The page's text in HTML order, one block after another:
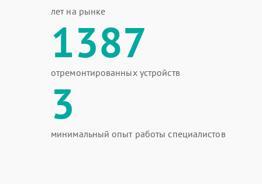
лет на рынке
1387
отремонтированных устройств
3
минимальный опыт работы специалистов